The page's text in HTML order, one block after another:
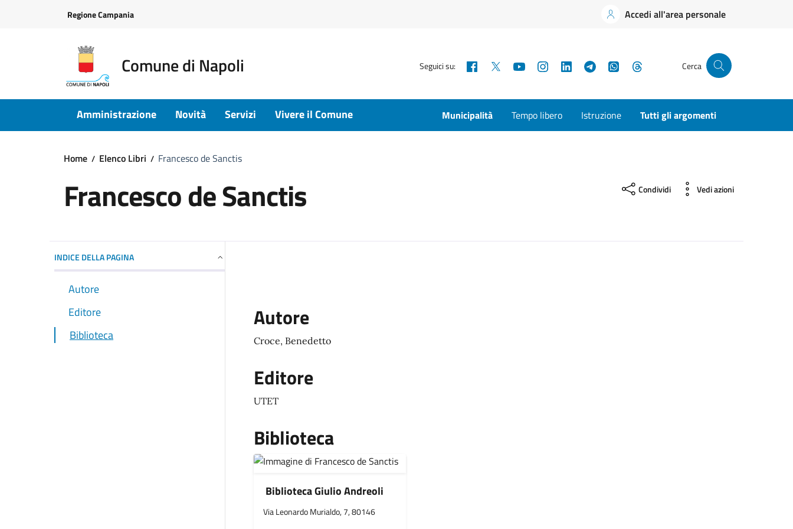
Regione Campania Accedi all'area personale
Comune di Napoli Seguici su: Facebook YouTubeInstagramLinkedInTelegramWhatsApp Cerca
Amministrazione Novità Servizi Vivere il Comune Municipalità Tempo libero Istruzione Tutti gli argomenti
Home Elenco Libri Francesco de Sanctis
Francesco de Sanctis Condividi Vedi azioni
INDICE DELLA PAGINA
Autore
Editore
Biblioteca
Autore
Croce, Benedetto
Editore
UTET
Biblioteca
Biblioteca Giulio Andreoli
Via Leonardo Murialdo, 7, 80146